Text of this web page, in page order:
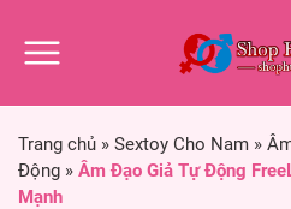
Trang chủ » Sextoy Cho Nam »
Động » Âm Đạo Giả Tự Động
Mạnh